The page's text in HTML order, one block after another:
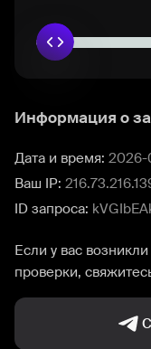
Информация о
Дата и время: 2026-
Ваш IP:
ID запроса:
Если у вас
проверки,